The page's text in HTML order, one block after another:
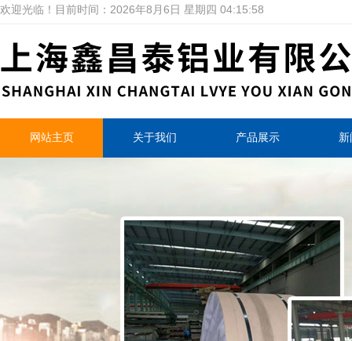
欢迎光临！目前时间： 2026年8月6日 星期四 04:15:59
网站主页 关于我们 产品展示 新